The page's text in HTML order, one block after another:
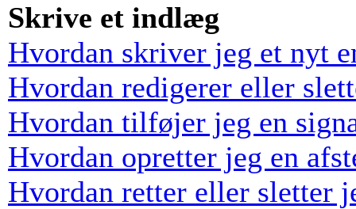
Skrive et indlæg
Hvordan skriver jeg et nyt
Hvordan redigerer eller
Hvordan tilføjer jeg en
Hvordan opretter jeg en
Hvordan retter eller sletter